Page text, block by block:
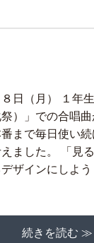
日（月） １年
祭）」での合唱曲
まで毎日使い
ました。 「見
ザインにしよ
続きを読む ≫